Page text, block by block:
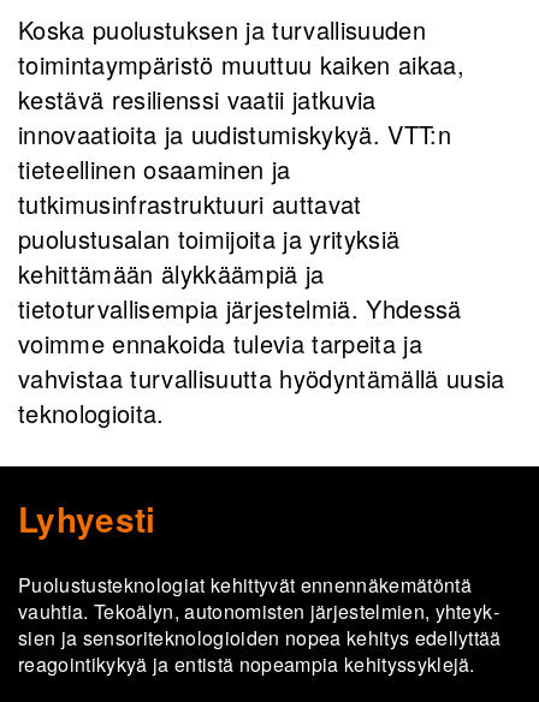
Koska puolustuksen ja turvallisuuden
toimintaympäristö muuttuu kaiken aikaa,
kestävä resilienssi vaatii jatkuvia
innovaatioita ja uudistumiskykyä. VTT:n
tieteellinen osaaminen ja
tutkimusinfrastruktuuri auttavat
puolustusalan toimijoita ja yrityksiä
kehittämään älykkäämpiä ja
tietoturvallisempia järjestelmiä. Yhdessä
voimme ennakoida tulevia tarpeita ja
vahvistaa turvallisuutta hyödyntämällä uusia
teknologioita.
Lyhyesti
Puo­lus­tus­tek­no­lo­giat ke­hit­ty­vät en­nen­nä­ke­mä­tön­tä
vauh­tia. Te­ko­ä­lyn, au­to­no­mis­ten jär­jes­tel­mien, yh­teyk­
sien ja sen­so­ri­tek­no­lo­gioi­den nopea ke­hi­tys edel­lyt­tää
rea­goin­ti­ky­kyä ja en­tis­tä no­peam­pia ke­hi­tys­sykle­jä.